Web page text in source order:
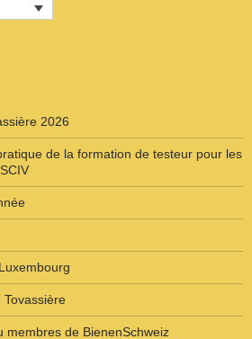
2026
de la formation de testeur pour les
Tovassière
membres de BienenSchweiz